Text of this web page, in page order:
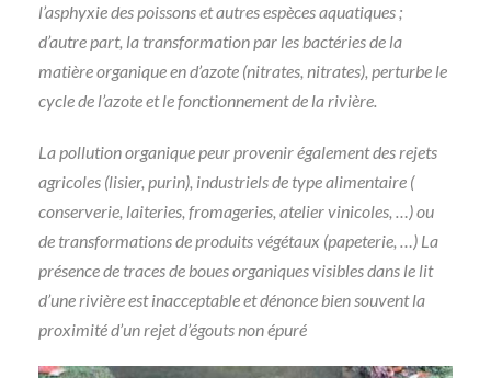
l’asphyxie des poissons et autres espèces aquatiques ;
d’autre part, la transformation par les bactéries de la
matière organique en d’azote (nitrates, nitrates), perturbe le
cycle de l’azote et le fonctionnement de la rivière.
La pollution organique peur provenir également des rejets
agricoles (lisier, purin), industriels de type alimentaire (
conserverie, laiteries, fromageries, atelier vinicoles, …) ou
de transformations de produits végétaux (papeterie, …) La
présence de traces de boues organiques visibles dans le lit
d’une rivière est inacceptable et dénonce bien souvent la
proximité d’un rejet d’égouts non épuré